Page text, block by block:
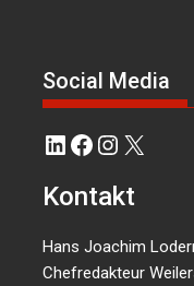
Social Media
LinkedIn
Facebook
X
Kontakt
Hans Joachim
Chefredakteur